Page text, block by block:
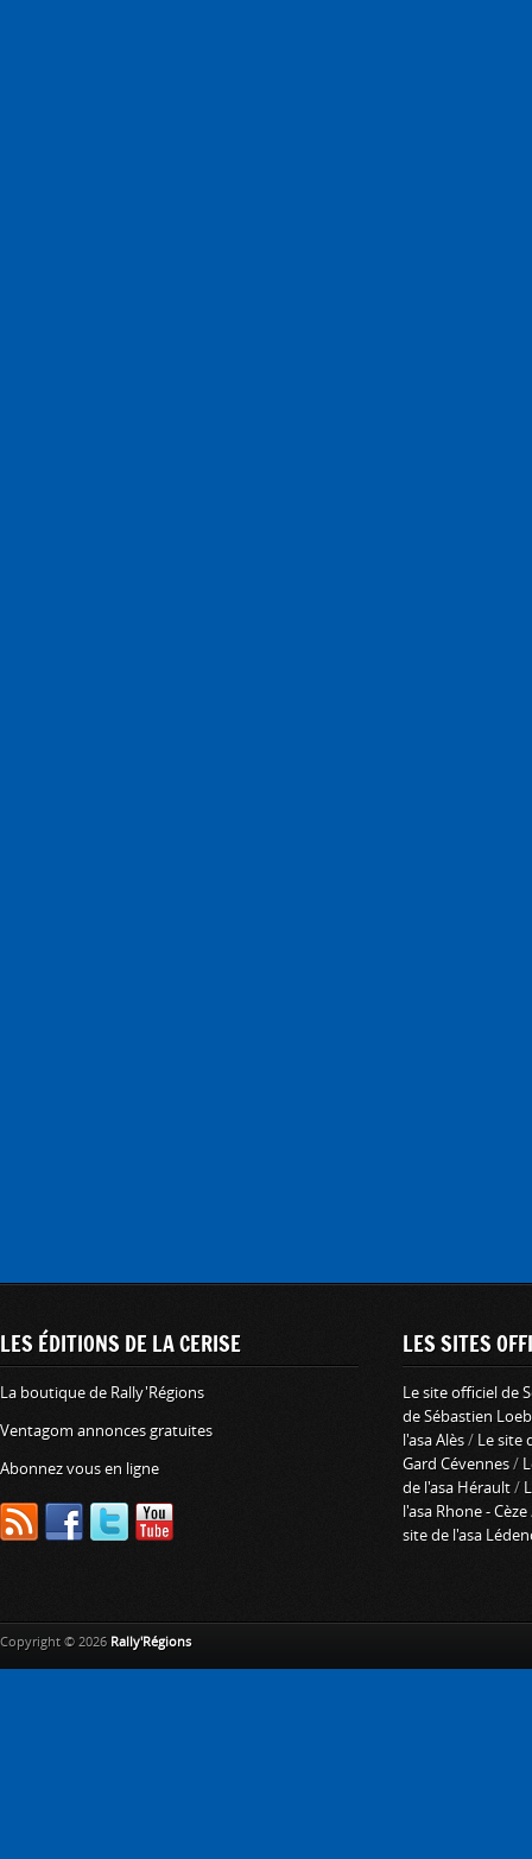
LES ÉDITIONS DE LA CERISE
La boutique de Rally'Régions
Ventagom annonces gratuites
Abonnez vous en ligne
LES SITES
Le site officiel de
de Sébastien Loeb
l'asa Alès/ Le site
Gard Cévennes/
de l'asa Hérault/
l'asa Rhone - Cèze
site de l'asa
Copyright © 2026 Rally'Régions